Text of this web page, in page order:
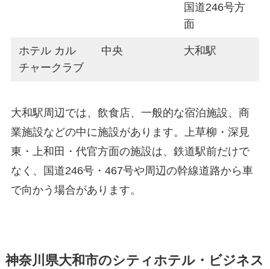
国道246号方
面
ホテル カル
チャークラブ
中央 大和駅
大和駅周辺では、飲食店、一般的な宿泊施設、商
業施設などの中に施設があります。上草柳・深見
東・上和田・代官方面の施設は、鉄道駅前だけで
なく、国道246号・467号や周辺の幹線道路から車
で向かう場合があります。
神奈川県大和市のシティホテル・ビジネス